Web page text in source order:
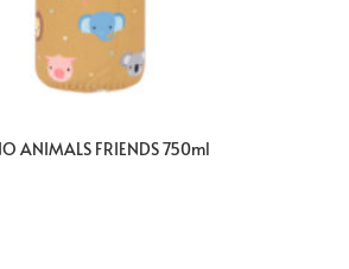
ANIMALS FRIENDS 750ml